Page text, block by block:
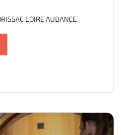
LOIRE AUBANCE